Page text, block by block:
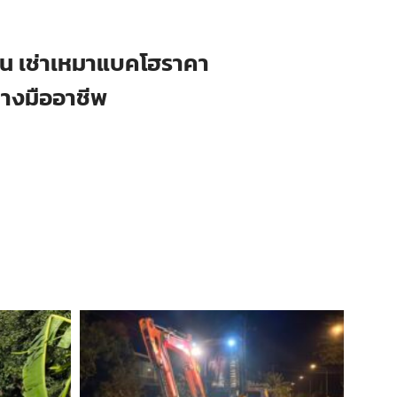
เช่าเหมาแบคโฮราคา
งมืออาชีพ